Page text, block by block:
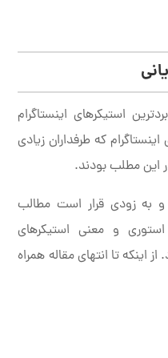
استیکر‌های اینستاگرام
استوری اینستاگرام که طرفداران زیادی
این مطلب بودند.
به زودی قرار است مطالب
و معنی استیکرهای
اینکه تا انتهای مقاله همراه